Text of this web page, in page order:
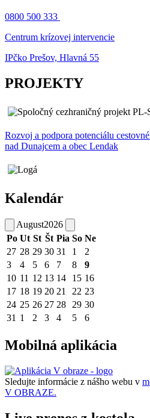
0800 500 333
Centrum krízovej intervencie
IPčko Prešov, Hlavná 55
PROJEKTY
Rozvoj a podpora potenciálu
nad Dunajcem a obec Lendak
Kalendár
August2026
Po Ut St Št Pia So Ne
27 28 29 30 31 1
2
3
4 5 6 7 8
9
10 11 12 13 14 15 16
17 18 19 20 21 22 23
24 25 26 27 28 29 30
31 1 2 3 4 5 6
Mobilná aplikácia
Sledujte informácie z nášho webu v
V OBRAZE.